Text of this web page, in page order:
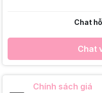
Chat
Chat
Chính sách giá